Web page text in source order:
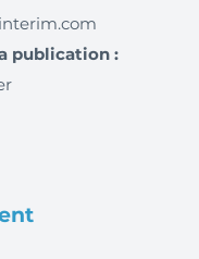
publication :